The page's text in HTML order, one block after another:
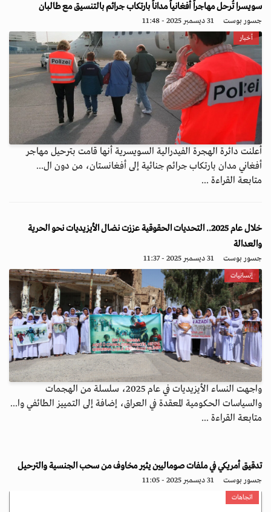
سويسرا تُرحل مهاجراً أفغانياً مداناً بارتكاب جرائم بالتنسيق مع طالبان
جسور بوست 31 ديسمبر 2025 - 11:48
أخبار
أعلنت دائرة الهجرة الفيدرالية السويسرية أنها قامت بترحيل مهاجر
أفغاني مدان بارتكاب جرائم جنائية إلى أفغانستان، من دون ال...
متابعة القراءة ...
خلال عام 2025.. التحديات الحقوقية عززت نضال الأيزيديات نحو الحرية
والعدالة
جسور بوست 31 ديسمبر 2025 - 11:37
إنسانيات
واجهت النساء الأيزيديات في عام 2025، سلسلة من الهجمات
والسياسات الحكومية المعقدة في العراق، إضافة إلى التمييز الطائفي وا...
متابعة القراءة ...
تدقيق أمريكي في ملفات صوماليين يثير مخاوف من سحب الجنسية والترحيل
جسور بوست 31 ديسمبر 2025 - 11:05
اتجاهات